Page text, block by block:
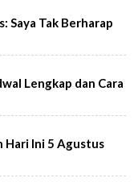
Saya Tak Berharap
Lengkap dan Cara
Hari Ini 5 Agustus